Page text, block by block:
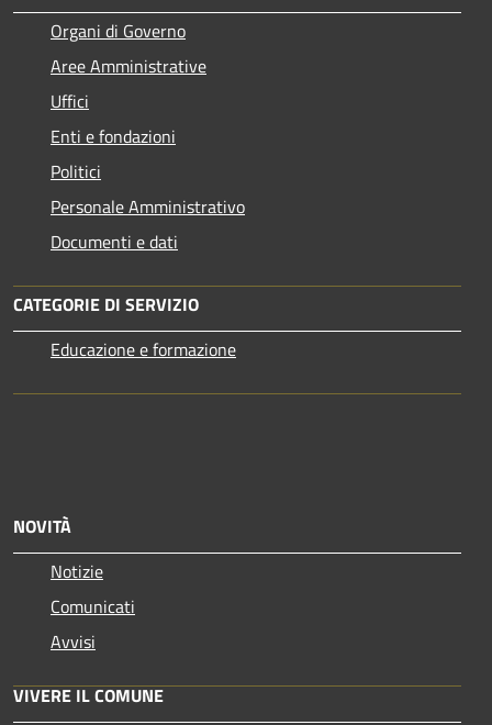
Organi di Governo
Aree Amministrative
Uffici
Enti e fondazioni
Politici
Personale Amministrativo
Documenti e dati
CATEGORIE DI SERVIZIO
Educazione e formazione
NOVITÀ
Notizie
Comunicati
Avvisi
VIVERE IL COMUNE